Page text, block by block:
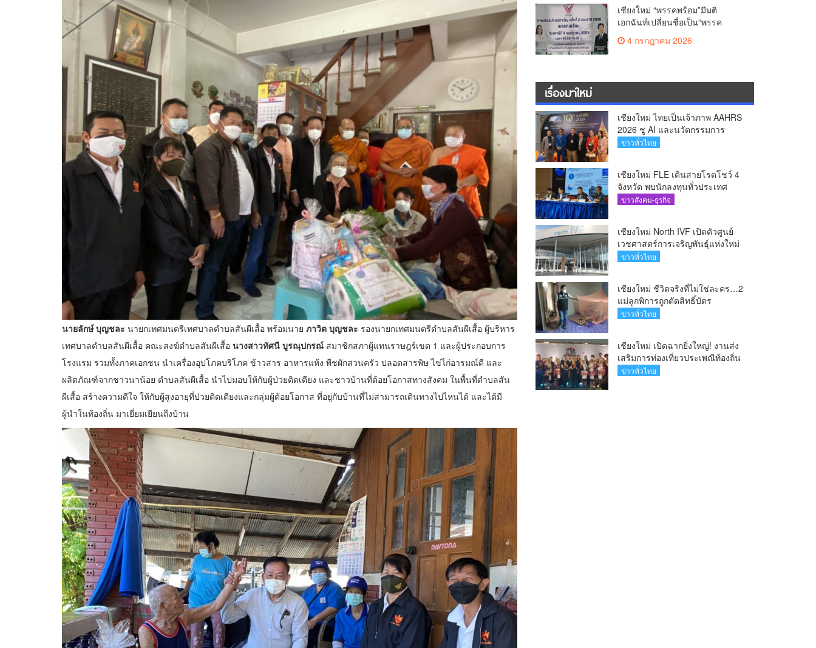
นายลักษ์ บุญชละ นายกเทศมนตรีเทศบาลตำบลสันผีเสื้อ พร้อมนาย ภาวิต บุญชละ รองนายกเทศมนตรีตำบลสันผีเสื้อ ผู้บริหาร
เทศบาลตำบลสันผีเสื้อ คณะสงฆ์ตำบลสันผีเสื้อ นางสาวทัศนี บูรณุปกรณ์ สมาชิกสภาผู้แทนราษฎร์เขต 1 และผู้ประกอบการ
โรงแรม รวมทั้งภาคเอกชน นำเครื่องอุปโภคบริโภค ข้าวสาร อาหารแห้ง พืชผักสวนครัว ปลอดสารพิษ ไข่ไก่อารมณ์ดี และ
ผลิตภัณฑ์จากชาวนาน้อย ตำบลสันผีเสื้อ นำไปมอบให้กับผู้ป่วยติดเตียง และชาวบ้านที่ด้อยโอกาสทางสังคม ในพื้นที่ตำบลสัน
ผีเสื้อ สร้างความดีใจ ให้กับผู้สูงอายุที่ป่วยติดเตียงและกลุ่มผู้ด้อยโอกาส ที่อยู่กับบ้านที่ไม่สามารถเดินทางไปไหนได้ และได้มี
ผู้นำในท้องถิ่น มาเยี่ยมเยียนถึงบ้าน
เชียงใหม่ “พรรคพร้อม”มีมติ
เอกฉันท์เปลี่ยนชื่อเป็น“พรรค
ศรัทธา”ดึง“มาร์ค พิตบูล”นำทัพ
กรรมการบริหารชุดใหม่(คลิป)
4 กรกฎาคม 2026
เรื่องมาใหม่
เชียงใหม่ ไทยเป็นเจ้าภาพ AAHRS
2026 ชู AI และนวัตกรรมการ
แพทย์ ผลักดัน Medical Hub และ
ข่าวทั่วไทย
เชียงใหม่ FLE เดินสายโรดโชว์ 4
จังหวัด พบนักลงทุนทั่วประเทศ
ตอกย้ำศักยภาพผู้นำธุรกิจระบบน้ำ
ข่าวสังคม-ธุรกิจ
เชียงใหม่ North IVF เปิดตัวศูนย์
เวชศาสตร์การเจริญพันธุ์แห่งใหม่
ยกระดับเชียงใหม่สู่ ศูนย์กลางการ
ข่าวทั่วไทย
เชียงใหม่ ชีวิตจริงที่ไม่ใช่ละคร…2
แม่ลูกพิการถูกตัดสิทธิ์บัตร
สวัสดิการฯ วอนรัฐทบทวนเกณฑ์
ข่าวทั่วไทย
เชียงใหม่ เปิดฉากยิ่งใหญ่! งานส่ง
เสริมการท่องเที่ยวประเพณีท้องถิ่น
วิถีชาติพันธุ์ล้านนา(คลิป)
ข่าวทั่วไทย